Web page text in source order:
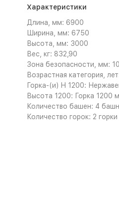
Характеристики
Длина, мм: 6900
Ширина, мм: 6750
Высота, мм: 3000
Вес, кг: 832,90
Зона безопасности, мм:
Возрастная категория,
Горка-(и) H 1200:
Высота 1200: Горка 1200
Количество башен: 4
Количество горок: 2 горки